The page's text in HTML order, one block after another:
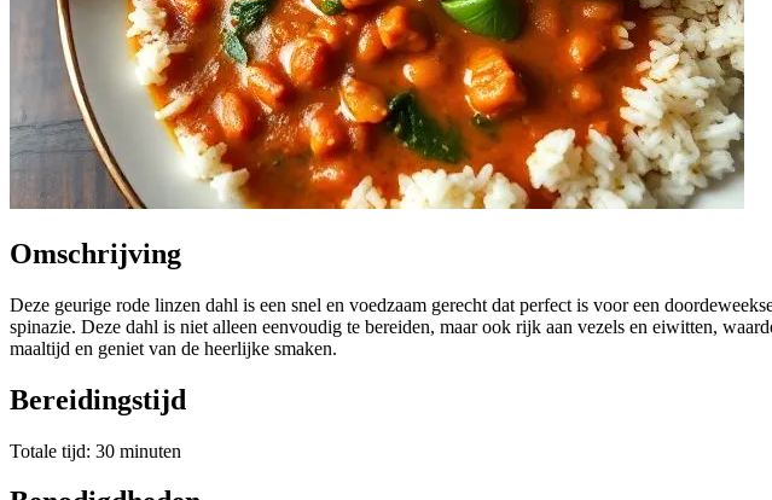
Omschrijving
Deze geurige rode linzen dahl is een snel en voedzaam gerecht dat perfect is voor een
spinazie. Deze dahl is niet alleen eenvoudig te bereiden, maar ook rijk aan vezels en eiwitten,
maaltijd en geniet van de heerlijke smaken.
Bereidingstijd
Totale tijd: 30 minuten